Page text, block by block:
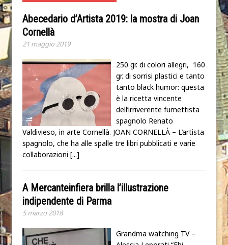
Abecedario d’Artista 2019: la mostra di Joan
Cornellà
21 maggio 2019
250 gr. di colori allegri, 160
gr. di sorrisi plastici e tanto
tanto black humor: questa
è la ricetta vincente
dell’irriverente fumettista
spagnolo Renato
Valdivieso, in arte Cornellà. JOAN CORNELLÀ – L’artista
spagnolo, che ha alle spalle tre libri pubblicati e varie
collaborazioni [...]
A Mercanteinfiera brilla l’illustrazione
indipendente di Parma
5 marzo 2018
Grandma watching TV –